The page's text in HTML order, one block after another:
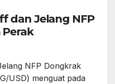
dan Jelang NFP
NFP Dongkrak
USD) menguat pada